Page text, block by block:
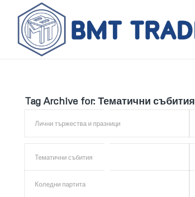
Tag Archive for: Тематични събития
Лични тържества и празници
Тематични събития
Коледни партита